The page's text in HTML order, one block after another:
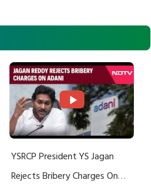
YSRCP President YS Jagan
Rejects Bribery Charges On